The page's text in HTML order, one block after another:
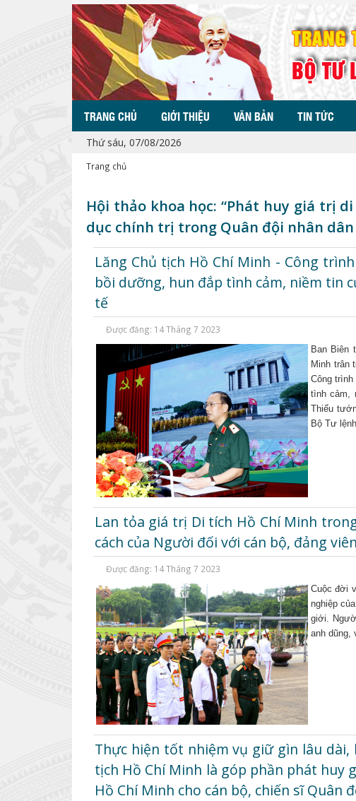
TRANG CHỦ GIỚI THIỆU VĂN BẢN TIN TỨC
Thứ sáu, 07/08/2026
Trang chủ
Hội thảo khoa học: “Phát huy giá trị
dục chính trị trong Quân đội nhân dân
Lăng Chủ tịch Hồ Chí Minh - Công
bồi dưỡng, hun đắp tình cảm, niềm tin
tế
Được đăng: 14 Tháng 7 2023
Ban Biên
Minh trân
Công
tình cảm,
Thiếu
Bộ Tư
Lan tỏa giá trị Di tích Hồ Chí Minh
cách của Người đối với cán bộ, đảng
Được đăng: 14 Tháng 7 2023
Cuộc đời
nghiệp
giới.
anh dũng,
Thực hiện tốt nhiệm vụ giữ gìn lâu
tịch Hồ Chí Minh là góp phần phát huy
Hồ Chí Minh cho cán bộ, chiến sĩ Quân